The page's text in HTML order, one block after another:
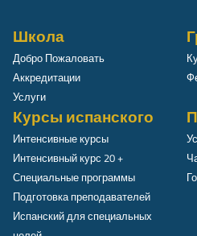
Школа
Добро Пожаловать
Аккредитации
Услуги
Курсы испанского
Интенсивные курсы
Интенсивный курс 20 +
Специальные программы
Подготовка преподавателей
Испанский для специальных